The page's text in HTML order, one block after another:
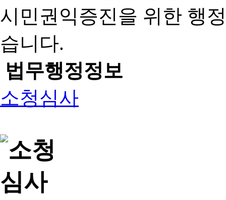
시민권익증진을 위한 행
습니다.
법무행정정보
소청심사